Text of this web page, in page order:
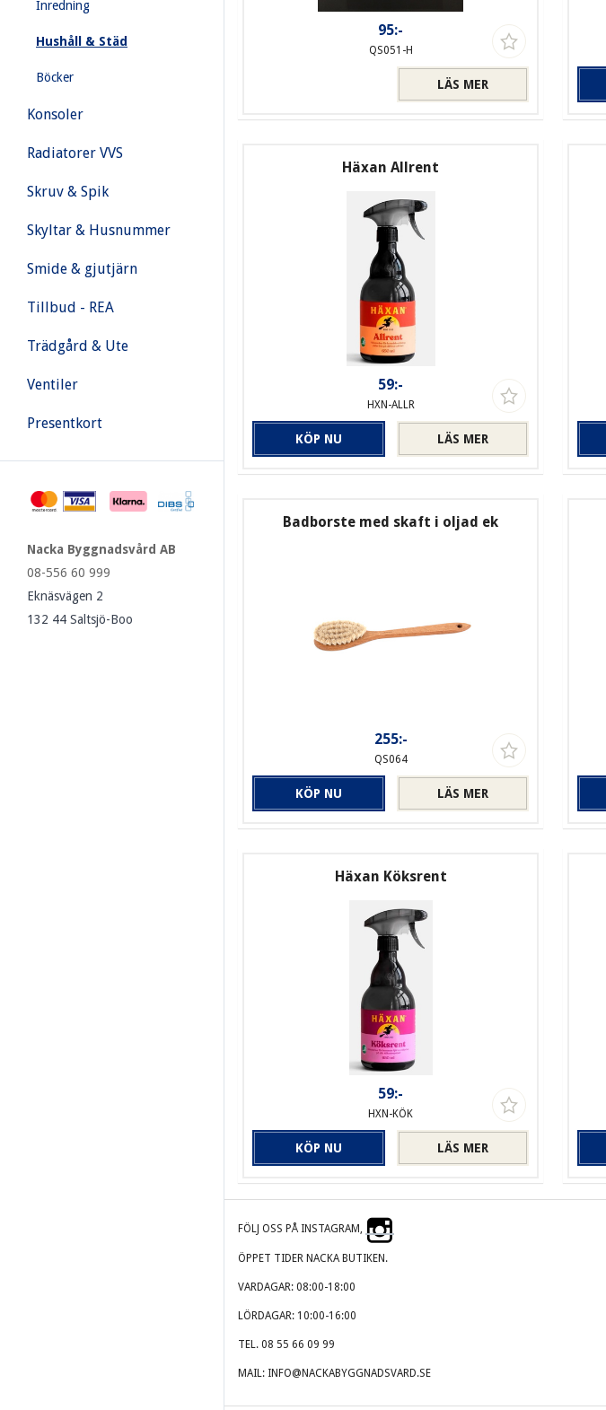
Inredning
Hushåll & Städ
Böcker
Konsoler
Radiatorer VVS
Skruv & Spik
Skyltar & Husnummer
Smide & gjutjärn
Tillbud - REA
Trädgård & Ute
Ventiler
Presentkort
Nacka Byggnadsvård AB
08-556 60 999
Eknäsvägen 2
132 44 Saltsjö-Boo
95:-
QS051-H
LÄS MER
Häxan Allrent
59:-
HXN-ALLR
LÄS MER
KÖP NU
Badborste med skaft i oljad ek
255:-
QS064
LÄS MER
KÖP NU
Häxan Köksrent
59:-
HXN-KÖK
LÄS MER
KÖP NU
FÖLJ OSS PÅ INSTAGRAM,
ÖPPET TIDER NACKA BUTIKEN.
VARDAGAR: 08:00-18:00
LÖRDAGAR: 10:00-16:00
TEL. 08 55 66 09 99
MAIL: INFO@NACKABYGGNADSVARD.SE